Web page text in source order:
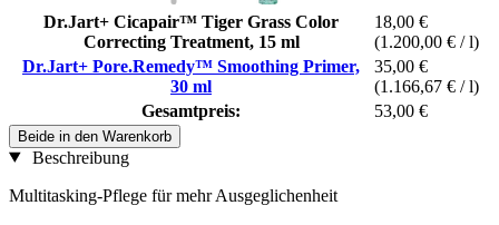
Dr.Jart+ Cicapair™ Tiger Grass Color
Correcting Treatment, 15 ml
18,00 €
(1.200,00 € / l)
Dr.Jart+ Pore.Remedy™ Smoothing Primer,
30 ml
35,00 €
(1.166,67 € / l)
Gesamtpreis:
53,00 €
Beide in den Warenkorb
Beschreibung
Multitasking-Pflege für mehr Ausgeglichenheit